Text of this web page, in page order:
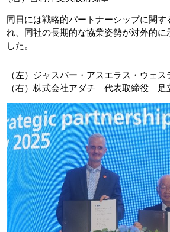
同日には戦略的パートナーシップに関す
れ、同社の長期的な協業姿勢が対外的に
した。
（左）ジャスパー・アスエラス・ウェス
（右）株式会社アダチ 代表取締役 足